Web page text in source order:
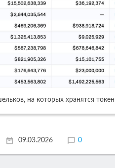
на которых хранятся
09.03.2026 0